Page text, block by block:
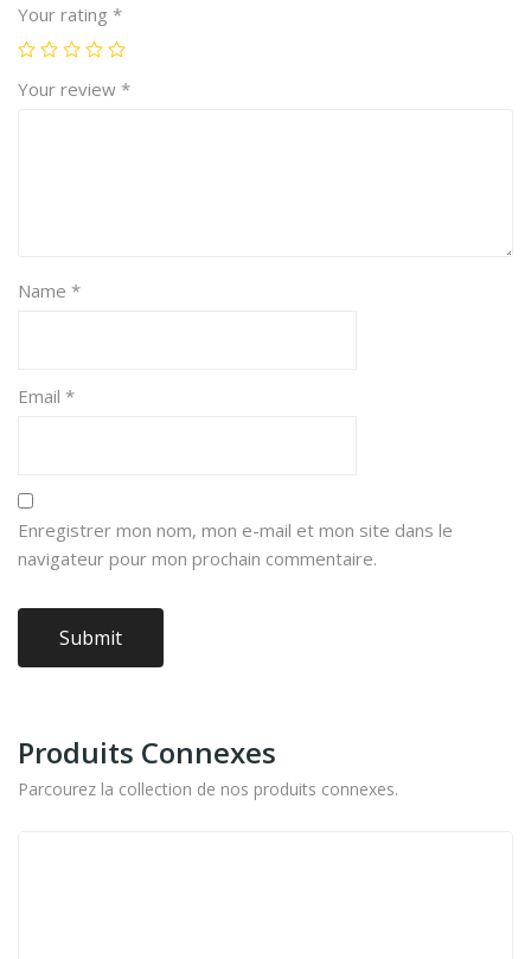
Your rating *
Your review *
Name *
Email *
Enregistrer mon nom, mon e-mail et mon site dans le
navigateur pour mon prochain commentaire.
Produits Connexes
Parcourez la collection de nos produits connexes.